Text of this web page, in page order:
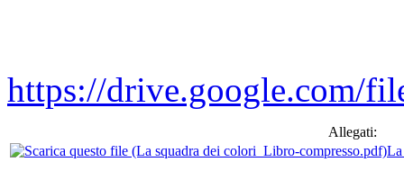
https://drive.google.com/
Allegati:
La